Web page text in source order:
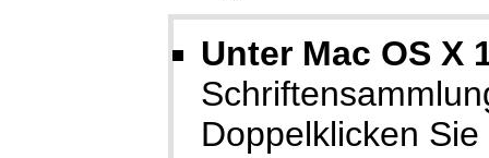
Unter Mac OS X
Doppelklicken